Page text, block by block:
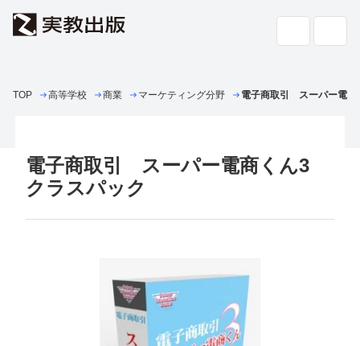
検索
高校教科書・副教材
会社案内
個人情報・特定個人情報の取り扱い
教科書採択の公正確保に関する基本方針
TOP 高等学校 商業 マーケティング分野 電子商取引 スーパー電
電子商取引 スーパー電商くん3
クラスパック